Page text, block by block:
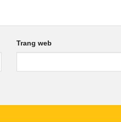
Trang web